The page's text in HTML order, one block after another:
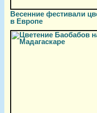
Весенние фестивали
в Европе